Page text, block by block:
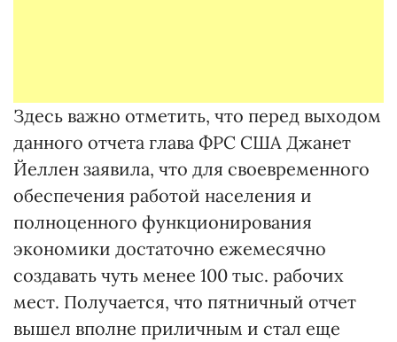
Здесь важно отметить, что перед выходом
данного отчета глава ФРС США Джанет
Йеллен заявила, что для своевременного
обеспечения работой населения и
полноценного функционирования
экономики достаточно ежемесячно
создавать чуть менее 100 тыс. рабочих
мест. Получается, что пятничный отчет
вышел вполне приличным и стал еще